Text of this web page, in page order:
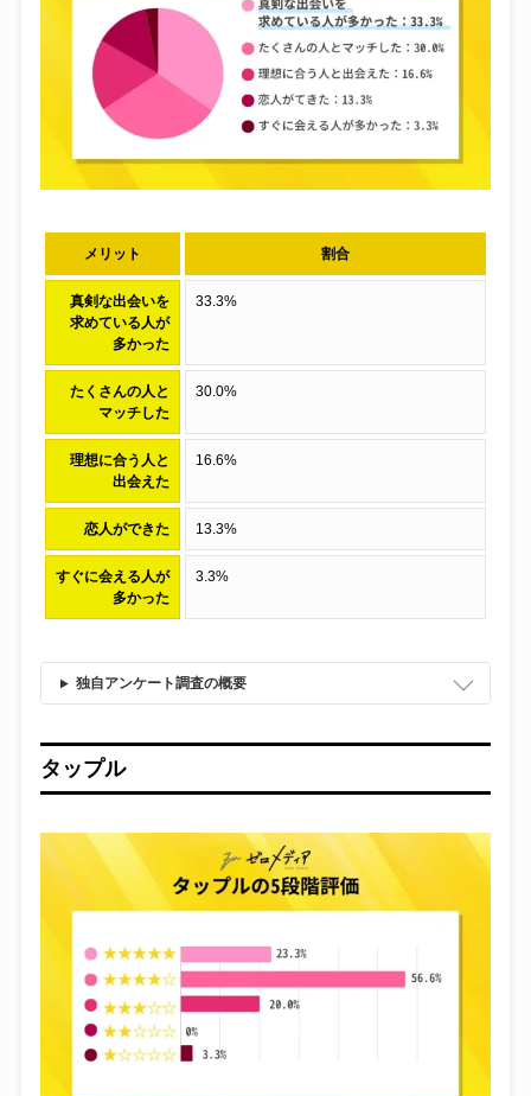
メリット 割合
真剣な出会いを
求めている人が
多かった
33.3%
たくさんの人と
マッチした
30.0%
理想に合う人と
出会えた
16.6%
恋人ができた 13.3%
すぐに会える人が
多かった
3.3%
独自アンケート調査の概要
タップル